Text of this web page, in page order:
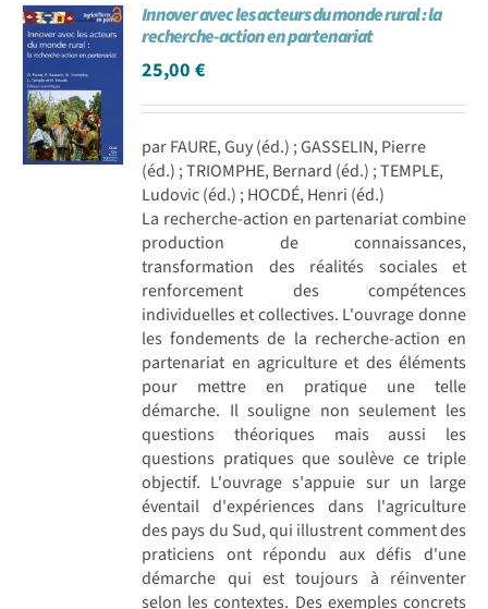
Innover avec les acteurs du monde rural : la
recherche-action en partenariat
25,00€
par FAURE, Guy (éd.) ; GASSELIN, Pierre
(éd.) ; TRIOMPHE, Bernard (éd.) ; TEMPLE,
Ludovic (éd.) ; HOCDÉ, Henri (éd.)
La recherche-action en partenariat combine
production de connaissances,
transformation des réalités sociales et
renforcement des compétences
individuelles et collectives. L'ouvrage donne
les fondements de la recherche-action en
partenariat en agriculture et des éléments
pour mettre en pratique une telle
démarche. Il souligne non seulement les
questions théoriques mais aussi les
questions pratiques que soulève ce triple
objectif. L'ouvrage s'appuie sur un large
éventail d'expériences dans l'agriculture
des pays du Sud, qui illustrent comment des
praticiens ont répondu aux défis d'une
démarche qui est toujours à réinventer
selon les contextes. Des exemples concrets